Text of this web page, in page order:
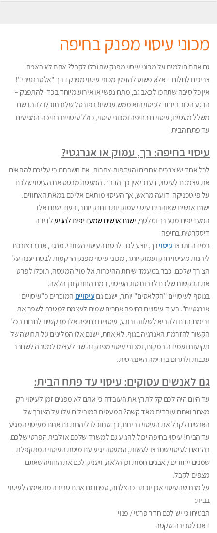
מכוני עיסוי מפנק בחיפה
גם אתם חולמים על מכוני עיסוי מפנק שתוכלו לקבל? אתם לא באמת
צריכים לחלום – אלא פשוט להזמין מכוני עיסוי מפנק דרך "אלטרנטיבי"!
אין כל סיבה שתחכו לכאב גב, מתח נפשי או אירוע מיוחד בכדי להתפנק –
הרגע הטוב ביותר לעיסוי הוא ממש עכשיו! בפורטל שלנו תוכלו להתרשם
משלל מעסים, עיסויים בחיפה ומכוני עיסוי, כולל עיסויים בחיפה המגיעים
עד פתח הבית!
עיסוי בחיפה: רך, עמוק או אנרגטי?
לכל אחד יש צרכים אחרים והעדפות אחרות. אם חשבתם כי עליכם להתאים
את עצמכם לעיסוי, דעו כי אין כך הדבר. המעסה מבסס את העיסוי שלכם
על פי טכניקה ידועה מראש, אך העיסוי מותאם אליכם במאת האחוזים.
ישנם אנשים שאוהבים עיסוי עמוק יותר וחזק יותר, בעוד ישנם אלו
המעדיפים מגע רך ומלטף, ישנם אנשים שמעדיפים להגיעלדירה
דיסקרטית בחיפה
במידה ותרצו עיסוי רך, יוצע לכם לבטח העיסוי השוודי. מנגד, אם ברצונכם
ליהנות מעיסוי חזק ועמוק יותר, מכוני עיסוי מפנק הרקמות לבטח יענה על
הצורך שלכם. כבר במעמד שיחת ההיכרות אל מול המעסה, תוכלו לפרט
את הבקשות שלכם לרבות סוג העיסוי, רמת החוזק וכן הלאה.
בנוסף לעיסויים "הקלאסים" יותר, ישנם גם עיסויים המוכרים כ"עיסויים
אנרגטיים". בעוד עיסויים בחיפה אחרים שמים לעצמם למטרה לשפר את
זרימת הדם ולהביא לשלווה ורוגע, עיסויים בחיפה אלו מבקשים לתרום בכל
הקשור להזרמת האנרגיה בגוף. לא אחת, ישנם אלו המלינים על תחושה של
תקיעות ועמידה במקום, ומכוני עיסוי מפנק זה שם לעצמו למטרה לשחרר
עכבות ולתרום בזרימה האנגרטית.
גם לאנשים עסוקים: עיסוי עד פתח הבית:
עד היום היה לכם קל לתרץ את העובדה כי אתם לא מפנים זמן לעיסוי רק
מאחר ואתם עובדים מאד קשה? המעסים המובילים עלו על הצורך של
האנשים לקבל את העיסוי בביתם, כך שתוכלו ליהנות גם אתם מעיסוי המגיע
עד הבית! עיסוי בחיפה יכול להגיע גם למשרד שלכם או לבית הפרטי שלכם.
בהתאם לעיסוי שתרצו לעשות, המעסה יגיע עם מיטת העיסוי המתקפלת,
שמנים ייחודים / אבנים חמות וכן הלאה, ויעניק לכם את החוויה שאתם
מצפים לקבל.
על מנת שהעיסוי אכן יוכתר כהצלחה, טפחו גם אתם סביבה מתאימה לעיסוי
בבית:
הבטיחו כי יש לכם חדר פרטי / פנוי
דאגו לסביבה שקטה